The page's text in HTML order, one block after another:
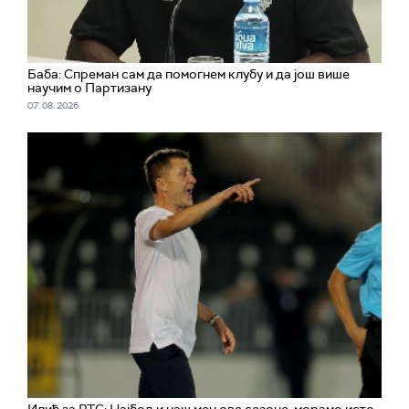
Баба: Спреман сам да помогнем клубу и да још више
научим о Партизану
07. 08. 2026.